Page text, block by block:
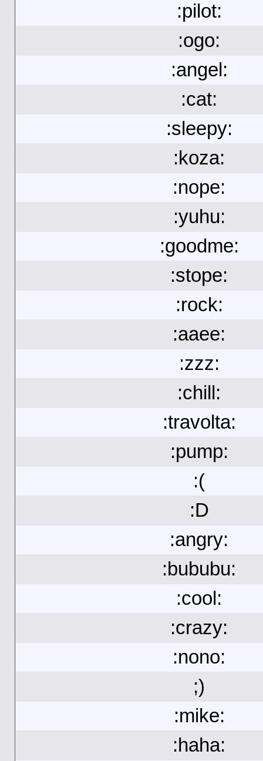
:pilot:
:ogo:
:angel:
:cat:
:sleepy:
:koza:
:nope:
:yuhu:
:goodme:
:stope:
:rock:
:aaee:
:zzz:
:chill:
:travolta:
:pump:
:(
:D
:angry:
:bububu:
:cool:
:crazy:
:nono:
;)
:mike:
:haha: